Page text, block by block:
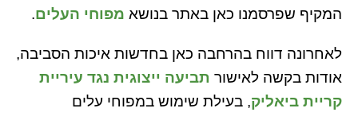
המקיף שפרסמנו כאן באתר בנושא מפוחי העלים.
לאחרונה דווח בהרחבה כאן בחדשות איכות הסביבה,
אודות בקשה לאישור תביעה ייצוגית נגד עיריית
קריית ביאליק, בעילת שימוש במפוחי עלים